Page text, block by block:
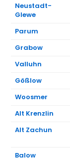
Neustadt-
Glewe
Parum
Grabow
Valluhn
Gößlow
Woosmer
Alt Krenzlin
Alt Zachun
Balow